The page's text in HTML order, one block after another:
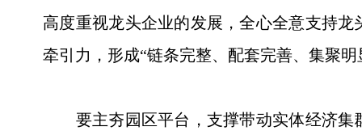
高度重视龙头企业的发展，全心全意支持
牵引力，形成“链条完整、配套完善、集聚
要主夯园区平台，支撑带动实体经济集